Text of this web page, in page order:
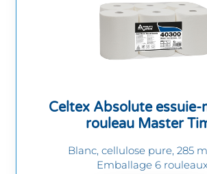
Celtex Absolute essuie-
rouleau Master
Blanc, cellulose pure, 285
Emballage 6